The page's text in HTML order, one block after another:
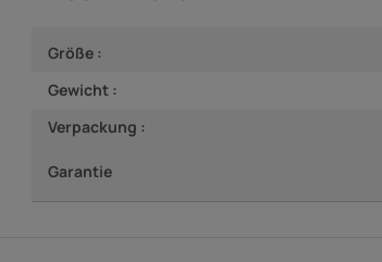
Größe :
Gewicht :
Verpackung :
Garantie